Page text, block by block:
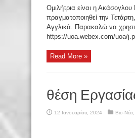
Ομιλήτρια είναι η
πραγματοποιηθεί την
Αγγλικά. Παρακαλώ να
https://uoa.webex.com/uoa/
Read More »
θέση
12 Ιανουαρίου, 2024 Βιο-Νέα